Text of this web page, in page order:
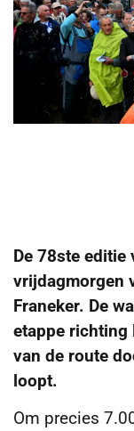
De 78ste editie
vrijdagmorgen
Franeker. De
etappe richting
van de route
loopt.
Om precies